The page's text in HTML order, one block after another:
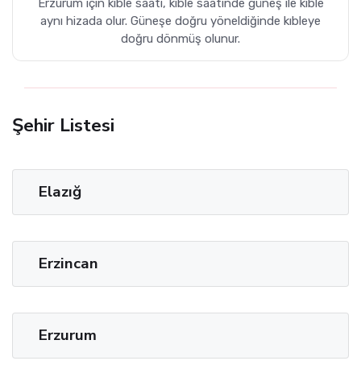
Erzurum için kıble saati, kıble saatinde güneş ile kıble
aynı hizada olur. Güneşe doğru yöneldiğinde kıbleye
doğru dönmüş olunur.
Şehir Listesi
Elazığ
Erzincan
Erzurum